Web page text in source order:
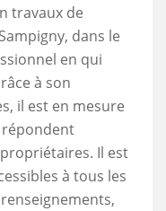
travaux de
dans le
en qui
à son
il est en mesure
Il est
à tous les